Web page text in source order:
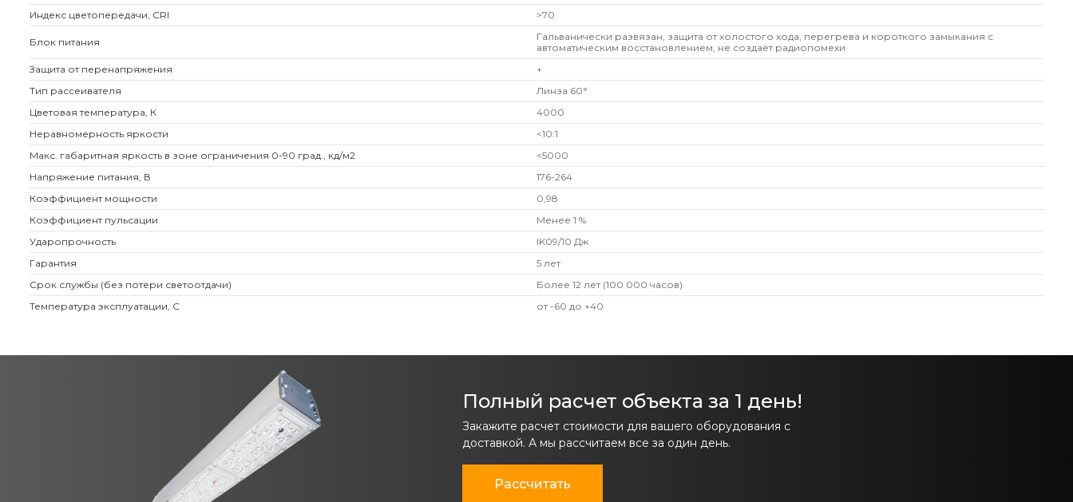
Индекс цветопередачи, CRI
>70
Блок питания
Гальванически развязан, защита от холостого хода, перегрева и короткого замыкания с
автоматическим восстановлением, не создаёт радиопомехи
Защита от перенапряжения
+
Тип рассеивателя
Линза 60°
Цветовая температура, К
4000
Неравномерность яркости
<10:1
Макс. габаритная яркость в зоне ограничения 0-90 град., кд/м2
<5000
Напряжение питания, В
176-264
Коэффициент мощности
0,98
Коэффициент пульсации
Менее 1 %
Ударопрочность
IK09/10 Дж
Гарантия
5 лет
Срок службы (без потери светоотдачи)
Более 12 лет (100 000 часов)
Температура эксплуатации, С
от -60 до +40
Полный расчет объекта за 1 день!
Закажите расчет стоимости для вашего оборудования с
доставкой. А мы рассчитаем все за один день.
Рассчитать